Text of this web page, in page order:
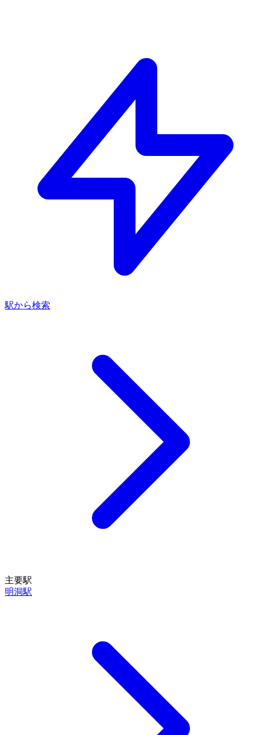
駅から検索
主要駅
明洞駅